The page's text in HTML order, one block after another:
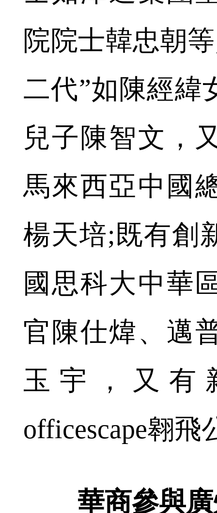
院院士韓忠朝
二代”如陳經緯
兒子陳智文，
馬來西亞中國
楊天培;既有創
國思科大中華
官陳仕煒、邁
玉宇，又有
officescape翱
華商參與